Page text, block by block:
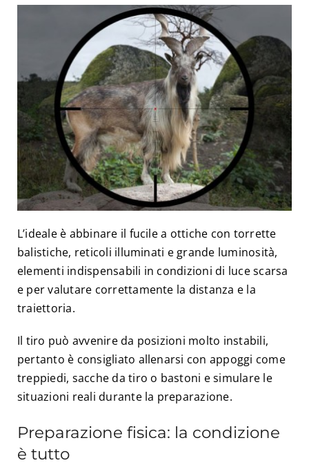
L’ideale è abbinare il fucile a ottiche con torrette
balistiche, reticoli illuminati e grande luminosità,
elementi indispensabili in condizioni di luce scarsa
e per valutare correttamente la distanza e la
traiettoria.
Il tiro può avvenire da posizioni molto instabili,
pertanto è consigliato allenarsi con appoggi come
treppiedi, sacche da tiro o bastoni e simulare le
situazioni reali durante la preparazione.
Preparazione fisica: la condizione
è tutto